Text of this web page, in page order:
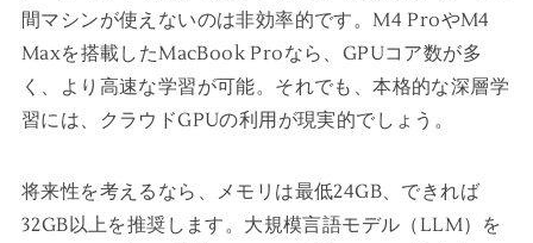
間マシンが使えないのは非効率的です。M4 ProやM4
Maxを搭載したMacBook Proなら、GPUコア数が多
く、より高速な学習が可能。それでも、本格的な深層学
習には、クラウドGPUの利用が現実的でしょう。
将来性を考えるなら、メモリは最低24GB、できれば
32GB以上を推奨します。大規模言語モデル（LLM）を